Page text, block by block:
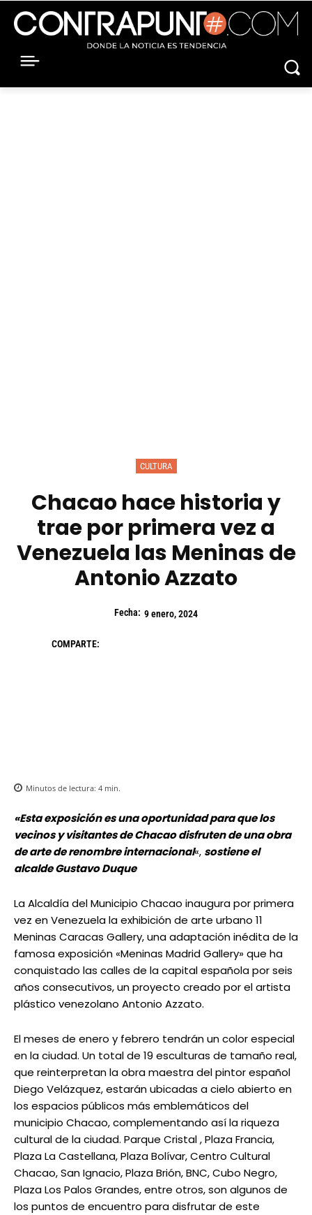
CULTURA
Chacao hace historia y
trae por primera vez a
Venezuela las Meninas de
Antonio Azzato
Fecha: 9 enero, 2024
COMPARTE:
Minutos de lectura: 4 min.
«Esta exposición es una oportunidad para que los
vecinos y visitantes de Chacao disfruten de una obra
de arte de renombre internacional«, sostiene el
alcalde Gustavo Duque
La Alcaldía del Municipio Chacao inaugura por primera
vez en Venezuela la exhibición de arte urbano 11
Meninas Caracas Gallery, una adaptación inédita de la
famosa exposición «Meninas Madrid Gallery» que ha
conquistado las calles de la capital española por seis
años consecutivos, un proyecto creado por el artista
plástico venezolano Antonio Azzato.
El meses de enero y febrero tendrán un color especial
en la ciudad. Un total de 19 esculturas de tamaño real,
que reinterpretan la obra maestra del pintor español
Diego Velázquez, estarán ubicadas a cielo abierto en
los espacios públicos más emblemáticos del
municipio Chacao, complementando así la riqueza
cultural de la ciudad. Parque Cristal , Plaza Francia,
Plaza La Castellana, Plaza Bolívar, Centro Cultural
Chacao, San Ignacio, Plaza Brión, BNC, Cubo Negro,
Plaza Los Palos Grandes, entre otros, son algunos de
los puntos de encuentro para disfrutar de este